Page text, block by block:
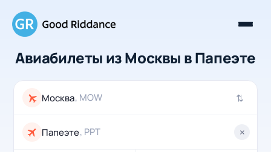
Авиабилеты из Москвы в Папеэте
, MOW ⇄
, PPT ×